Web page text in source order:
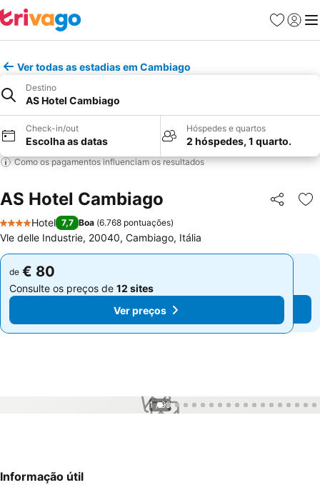
Favoritos
Iniciar
Ver todas as estadias em Cambiago
Destino
AS Hotel Cambiago
Check-in/out
Escolha as datas
Hóspedes e quartos
2 hóspedes, 1 quarto.
Como os pagamentos influenciam os resultados
AS Hotel Cambiago Partilhar
4 Estrelas
Hotel 7,7 Boa (6.768 pontuações)
Vle delle Industrie, 20040, Cambiago, Itália
de € 80
Consulte os preços de 12 sites
Ver preços
de € 80
Consulte os preços de 12 sites
Ver preços
1 / 99
Informação útil